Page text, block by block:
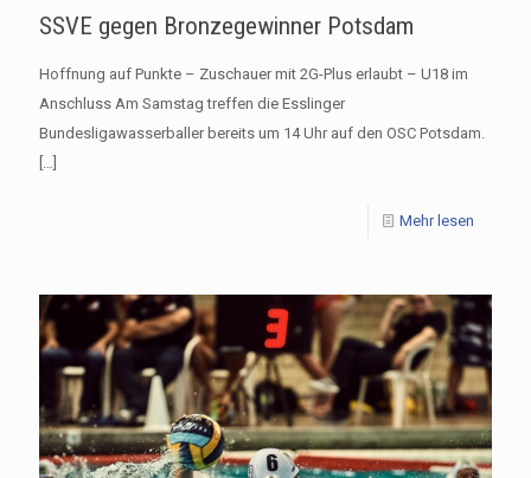
SSVE gegen Bronzegewinner Potsdam
Hoffnung auf Punkte – Zuschauer mit 2G-Plus erlaubt – U18 im
Anschluss Am Samstag treffen die Esslinger
Bundesligawasserballer bereits um 14 Uhr auf den OSC Potsdam.
[…]
Mehr lesen